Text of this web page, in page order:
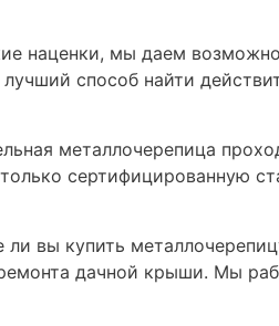
наценки, мы даем
способ найти
металлочерепица
сертифицированную
ли вы купить
дачной крыши. Мы